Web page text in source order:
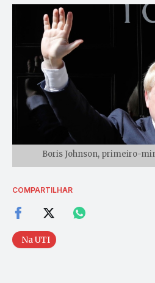
Boris Johnson, primeiro-
COMPARTILHAR
Na UTI